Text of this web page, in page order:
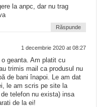
la anpc, dar nu trag
Răspunde
1 decembrie 2020 at 08:27
geanta. Am platit cu
trimis mail ca produsul nu
de bani înapoi. Le am dat
le am scris pe site la
telefon nu exista) insa
de la ei!